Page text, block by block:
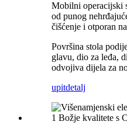
Mobilni operacijski
od punog
čišćenje i otporan
Površina stola
glavu, dio za leđa,
odvojiva dijela za
upitdetalj